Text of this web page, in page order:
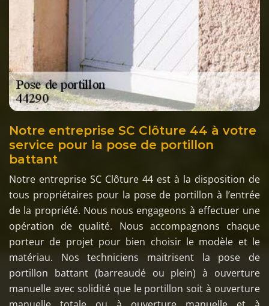
Notre entreprise SC Clôture 44 à votre
service pour la pose de portillon
battant
Notre entreprise SC Clôture 44 est à la disposition de
tous propriétaires pour la pose de portillon à l’entrée
de la propriété. Nous nous engageons à effectuer une
opération de qualité. Nous accompagnons chaque
porteur de projet pour bien choisir le modèle et le
matériau. Nos techniciens maitrisent la pose de
portillon battant (barreaudé ou plein) à ouverture
manuelle avec solidité que le portillon soit à ouverture